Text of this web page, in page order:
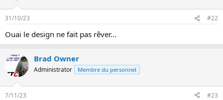
u
s
s
31/10/23 #22
Ouai le design ne fait pas rêver...
Brad Owner
Administrator Membre du personnel
7/11/23 #23